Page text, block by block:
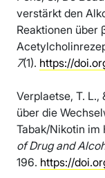
verstärkt den
Reaktionen
7(1). https://
Verplaetse, T. L.,
über die
Tabak/Nikotin im
of Drug and
196. https://